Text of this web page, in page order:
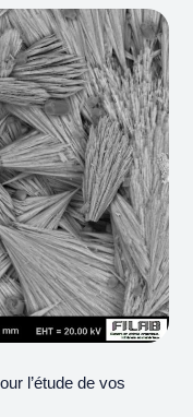
l’étude de vos